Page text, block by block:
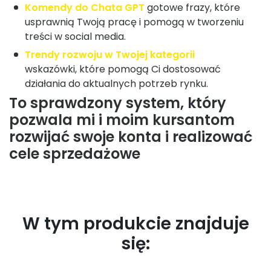
Komendy do Chata GPT gotowe frazy, które
usprawnią Twoją pracę i pomogą w tworzeniu
treści w social media.
Trendy rozwoju w Twojej kategorii
wskazówki, które pomogą Ci dostosować
działania do aktualnych potrzeb rynku.
To sprawdzony system, który
pozwala mi i moim kursantom
rozwijać swoje konta i realizować
cele sprzedażowe
W tym produkcie znajduje
się: